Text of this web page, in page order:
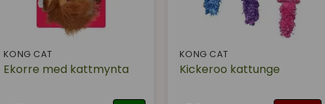
KONG CAT
Ekorre med kattmynta
KONG CAT
Kickeroo kattunge